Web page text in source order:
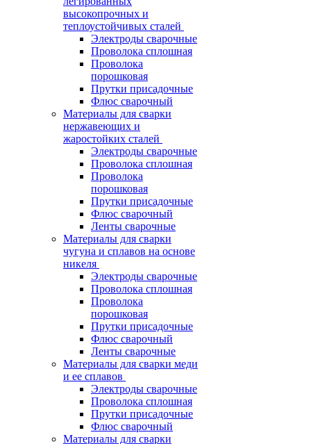
высокопрочных и
теплоустойчивых сталей
Электроды сварочные
Проволока сплошная
Проволока
порошковая
Прутки присадочные
Флюс сварочный
Материалы для сварки
нержавеющих и
жаростойких сталей
Электроды сварочные
Проволока сплошная
Проволока
порошковая
Прутки присадочные
Флюс сварочный
Ленты сварочные
Материалы для сварки
чугуна и сплавов на основе
никеля
Электроды сварочные
Проволока сплошная
Проволока
порошковая
Прутки присадочные
Флюс сварочный
Ленты сварочные
Материалы для сварки меди
и ее сплавов
Электроды сварочные
Проволока сплошная
Прутки присадочные
Флюс сварочный
Материалы для сварки